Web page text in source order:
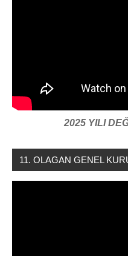
2025 YILI
11. OLAGAN GENEL